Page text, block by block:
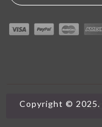
Copyright © 2025.
Informationen finden